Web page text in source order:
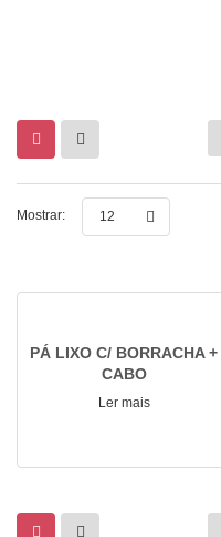
Mostrar: 12
PÁ LIXO C/ BORRACHA +
CABO
Ler mais